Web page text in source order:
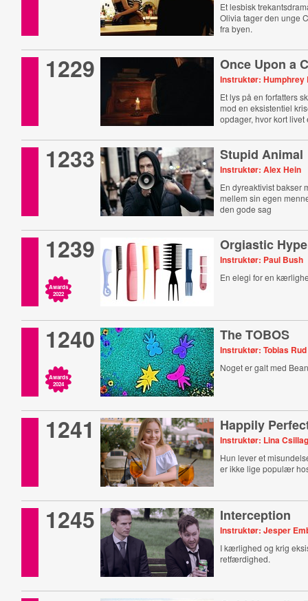
Et lesbisk
Olivia tager den unge
fra byen.
1229 Once Upon a
Instruktør: Humphrey
Et lys på en forfatters
mod en eksistentiel
opdager, hvor kort livet
1233 Stupid Animal
Instruktør: Alex Hein
En dyreaktivist bakser
mellem sin egen
den gode sag
1239
Awards
2022
Orgiastic
Instruktør: Paul Bush
En elegi for en
1240
Awards
2024
The TOBOS
Instruktør: Tobias Rud
Noget er galt med
1241 Happily
Instruktør: Lina
Hun lever et
er ikke lige populær
1245 Interception
Instruktør: Jesper
I kærlighed og krig
retfærdighed.